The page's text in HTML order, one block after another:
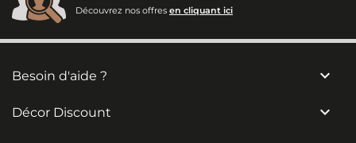
Découvrez nos offres en cliquant ici
Besoin d'aide ? 
Décor Discount 